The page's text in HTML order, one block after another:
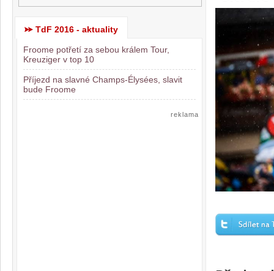
TdF 2016 - aktuality
Froome potřetí za sebou králem Tour,
Kreuziger v top 10
Příjezd na slavné Champs-Élysées, slavit
bude Froome
reklama